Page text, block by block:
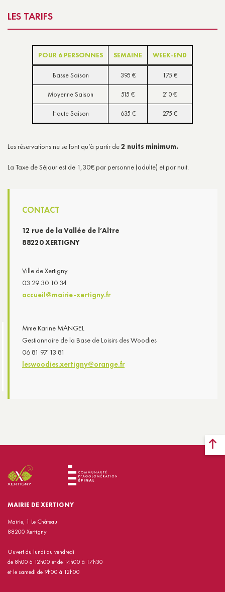
LES TARIFS
POUR 6 PERSONNES SEMAINE WEEK-END
Basse Saison 395 € 175 €
Moyenne Saison 515 € 210 €
Haute Saison 635 € 275 €
Les réservations ne se font qu’à partir de2 nuits minimum.
La Taxe de Séjour est de 1,30€ par personne (adulte) et par nuit.
CONTACT
12 rue de la Vallée de l’Aître
88220 XERTIGNY
Ville de Xertigny
03 29 30 10 34
accueil@mairie-xertigny.fr
Mme Karine MANGEL
Gestionnaire de la Base de Loisirs des Woodies
06 81 97 13 81
leswoodies.xertigny@orange.fr
MAIRIE DE XERTIGNY
Mairie, 1 Le Château
88200 Xertigny
Ouvert du lundi au vendredi
de 8h00 à 12h00 et de 14h00 à 17h30
et le samedi de 9h00 à 12h00